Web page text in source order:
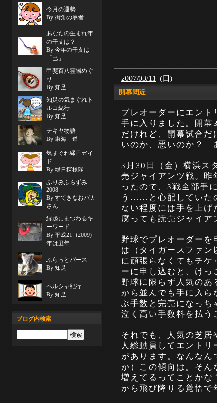
2007/03/11 (日)
開幕間近
プレオーダーにエン
手に入りました。開幕
だけれど、開幕試合
いのか、悪いのか？
3月30日（金）横浜ス
売ジャイアンツ戦。昨
ったので、3戦全部手
う……と心配していた
ない程度には手を上
腐っても読売ジャイア
野球でプレオーダー
は（タイガースファ
に頑張らなくてもチ
ーに申し込むと、け
野球に限らず人気の
から並んでも手に入
ぶ手数と完売になっち
泣く高い手数料を払う
それでも、人気の芝
人総動員してエント
があります。なんな
か）この傾向は。そ
増えてるってことか
から飛び降りる覚悟で
今月の運勢
By 街角の易者
あなたの生まれ年
の干支は？
By 今年の干支は
「巳」
甲斐百八霊場めぐ
り
By 知足
知足の気まぐれト
ルコ紀行
By 知足
テキヤ物語
By 東海 道
気まぐれ縁日ガイ
ド
By 縁日探検隊
ふりみふらずみ
2008
By すてきなおバカ
さん
縁起にまつわるキ
ーワード
By 平成21（2009)
年は丑年
ふらっとパース
By 知足
ペルシャ紀行
By 知足
ブログ内検索